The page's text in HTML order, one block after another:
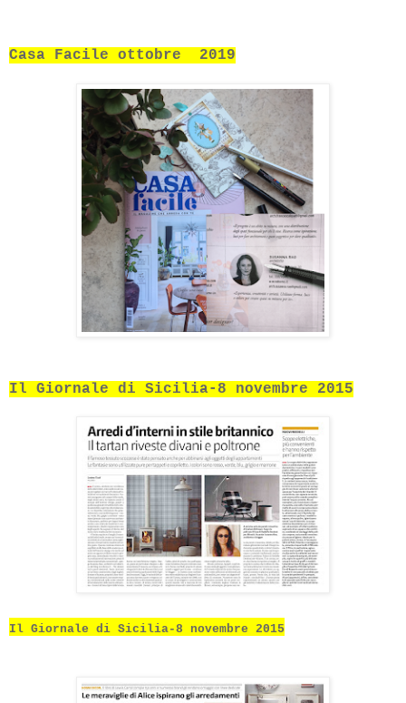
Casa Facile ottobre 2019
Il Giornale di Sicilia-8 novembre 2015
Il Giornale di Sicilia-8 novembre 2015